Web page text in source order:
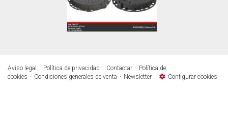
Aviso legal Política de privacidad Contactar
Política de
cookies
Condiciones generales de venta Newsletter Configurar cookies